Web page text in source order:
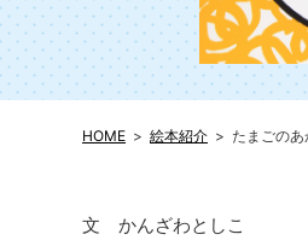
HOME 絵本紹介 たまごのあ
文 かんざわとしこ